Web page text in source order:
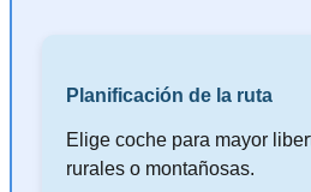
Planificación de la ruta
Elige coche para mayor
rurales o montañosas.